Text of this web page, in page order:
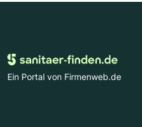
Ein Portal von Firmenweb.de